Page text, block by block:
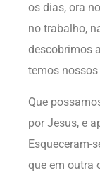
os dias, ora
no trabalho,
descobrimos
temos
Que
por Jesus, e
Esqueceram-
que em outra